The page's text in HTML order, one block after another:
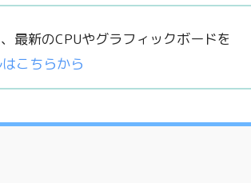
最新のCPUやグラフィックボードを
こちらから